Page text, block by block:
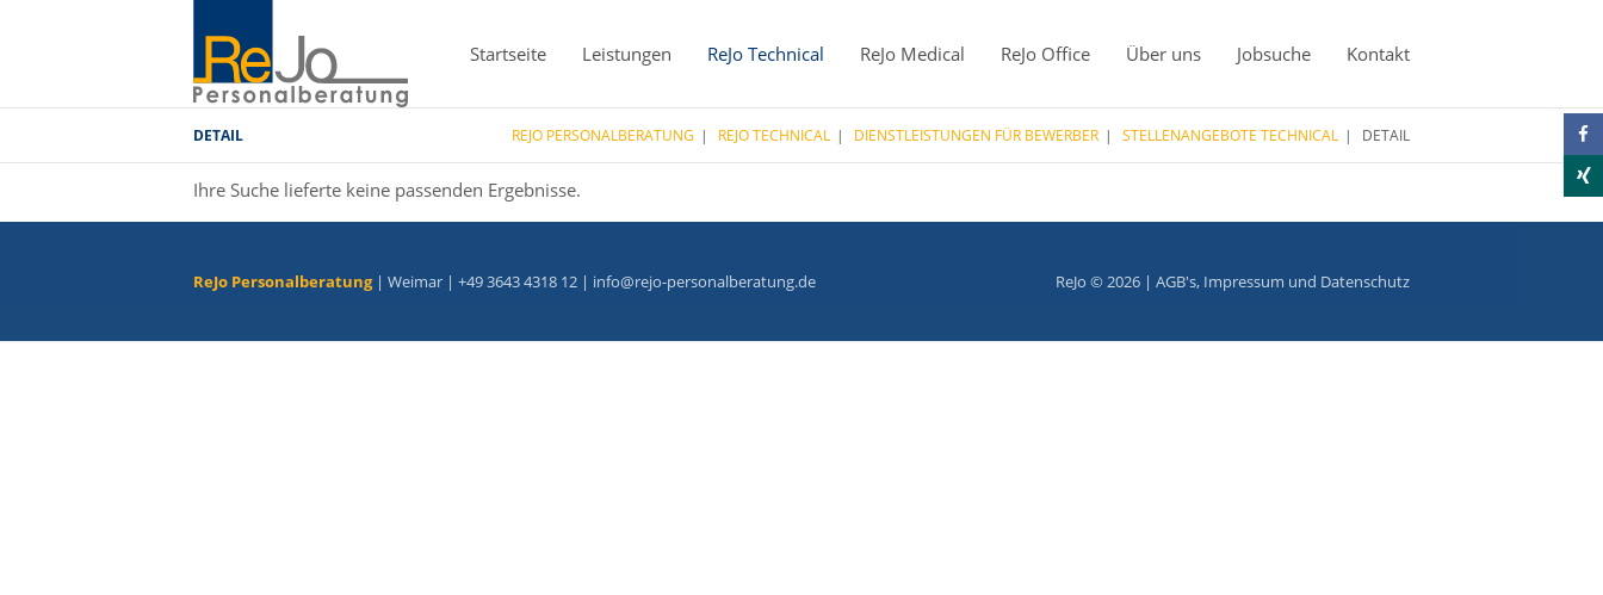
Startseite Leistungen ReJo Technical ReJo Medical ReJo Office Über uns Jobsuche Kontakt
DETAIL REJO PERSONALBERATUNG REJO TECHNICAL DIENSTLEISTUNGEN FÜR BEWERBER STELLENANGEBOTE TECHNICAL DETAIL
Ihre Suche lieferte keine passenden Ergebnisse.
ReJo Personalberatung| Weimar | +49 3643 4318 12 | info@rejo-personalberatung.de ReJo © 2026 | AGB's, Impressum und Datenschutz